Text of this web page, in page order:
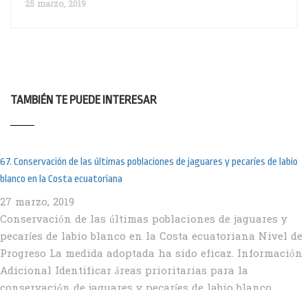
25 marzo, 2019
TAMBIÉN TE PUEDE INTERESAR
67. Conservación de las últimas poblaciones de jaguares y pecaríes de labio
blanco en la Costa ecuatoriana
27 marzo, 2019
Conservación de las últimas poblaciones de jaguares y
pecaríes de labio blanco en la Costa ecuatoriana Nivel de
Progreso La medida adoptada ha sido eficaz. Información
Adicional Identificar áreas prioritarias para la